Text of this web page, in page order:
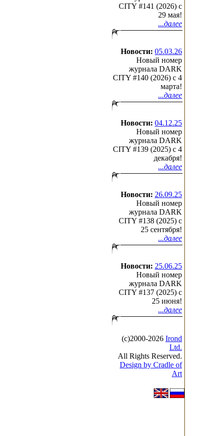
CITY #141 (2026) c
29 мая!
...далее
Новости: 05.03.26
Новый номер
журнала DARK
CITY #140 (2026) c 4
марта!
...далее
Новости: 04.12.25
Новый номер
журнала DARK
CITY #139 (2025) c 4
декабря!
...далее
Новости: 26.09.25
Новый номер
журнала DARK
CITY #138 (2025) c
25 сентября!
...далее
Новости: 25.06.25
Новый номер
журнала DARK
CITY #137 (2025) c
25 июня!
...далее
(с)2000-2026 Irond
Ltd.
All Rights Reserved.
Design by Cradle of
Art